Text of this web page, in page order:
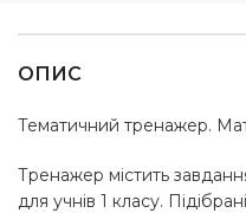
ОПИС
Тематичний тренажер.
Тренажер містить
для учнів 1 класу.